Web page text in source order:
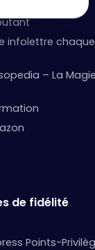
infolettre chaque
– La
de fidélité
Points-